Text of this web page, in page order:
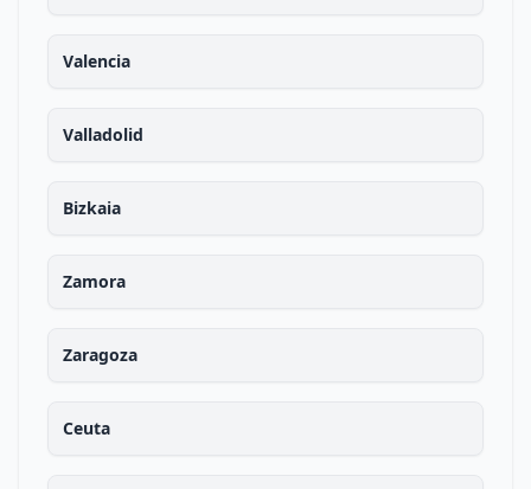
Valencia
Valladolid
Bizkaia
Zamora
Zaragoza
Ceuta